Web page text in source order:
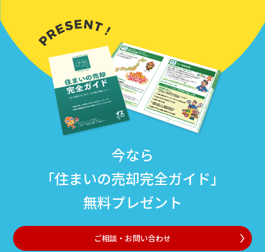
今なら
「住まいの売却完全ガイド」
無料プレゼント
ご相談・お問い合わせ